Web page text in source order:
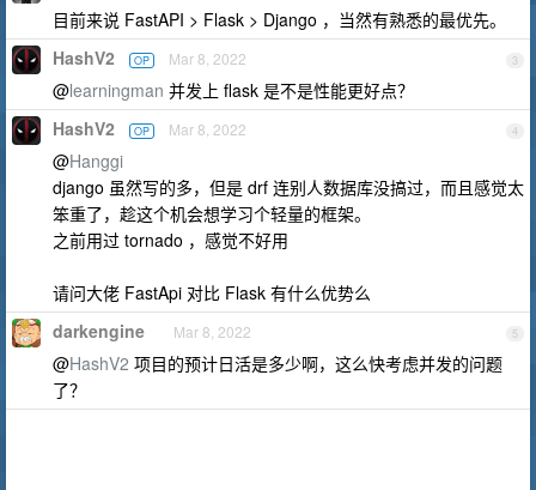
目前来说 FastAPI > Flask > Django ，当然有熟悉的最优先。
3
HashV2 OP Mar 8, 2022
@learningman 并发上 flask 是不是性能更好点？
4
HashV2 OP Mar 8, 2022
@Hanggi
django 虽然写的多，但是 drf 连别人数据库没搞过，而且感觉太
笨重了，趁这个机会想学习个轻量的框架。
之前用过 tornado ，感觉不好用
请问大佬 FastApi 对比 Flask 有什么优势么
5
darkengine Mar 8, 2022
@HashV2 项目的预计日活是多少啊，这么快考虑并发的问题
了？